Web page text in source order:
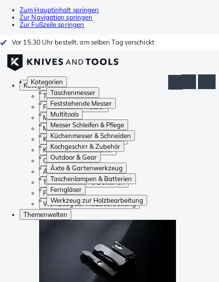
Zum Hauptinhalt springen
Zur Navigation springen
Zur Fußzeile springen
Vor 15.30 Uhr bestellt, am selben Tag verschickt
Kategorien
Taschenmesser
Feststehende Messer
Multitools
Messer Schleifen & Pflege
Küchenmesser & Schneiden
Kochgeschirr & Zubehör
Outdoor & Gear
Äxte & Gartenwerkzeug
Taschenlampen & Batterien
Ferngläser
Werkzeug zur Holzbearbeitung
Kategorien
Taschenmesser
Feststehende Messer
Multitools
Messer Schleifen & Pflege
Küchenmesser & Schneiden
Kochgeschirr & Zubehör
Outdoor & Gear
Äxte & Gartenwerkzeug
Taschenlampen & Batterien
Ferngläser
Werkzeug zur Holzbearbeitung
Themenwelten